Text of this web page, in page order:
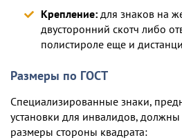
Крепление: для знаков на
двусторонний скотч либо
полистироле еще и
Размеры по ГОСТ
Специализированные знаки,
установки для инвалидов,
размеры стороны квадрата: